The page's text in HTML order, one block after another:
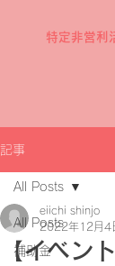
特定非営利
記事
All Posts
補助金
All Posts
【イベン
eiichi shinjo
2022年12月4